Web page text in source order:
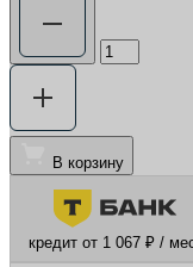
В корзину
кредит от 1 067 ₽ /